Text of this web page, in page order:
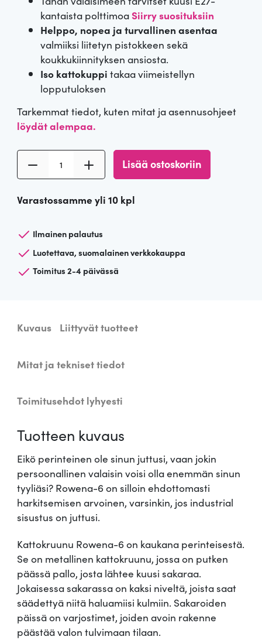
kantaista polttimoa Siirry suosituksiin
Helppo, nopea ja turvallinen asentaa
valmiiksi liitetyn pistokkeen sekä
koukkukiinnityksen ansiosta.
Iso kattokuppi takaa viimeistellyn
lopputuloksen
Tarkemmat tiedot, kuten mitat ja asennusohjeet
löydät alempaa.
t
k
u
u
o
e
-
m
ä
r
ä
Lisää ostoskoriin
Varastossamme yli 10 kpl
Ilmainen palautus
Luotettava, suomalainen verkkokauppa
Toimitus 2-4 päivässä
Kuvaus Liittyvät tuotteet
Mitat ja tekniset tiedot
Toimitusehdot lyhyesti
Tuotteen kuvaus
Eikö perinteinen ole sinun juttusi, vaan jokin
persoonallinen valaisin voisi olla enemmän sinun
tyyliäsi? Rowena-6 on silloin ehdottomasti
harkitsemisen arvoinen, varsinkin, jos industrial
sisustus on juttusi.
Kattokruunu Rowena-6 on kaukana perinteisestä.
Se on metallinen kattokruunu, jossa on putken
päässä pallo, josta lähtee kuusi sakaraa.
Jokaisessa sakarassa on kaksi niveltä, joista saat
säädettyä niitä haluamiisi kulmiin. Sakaroiden
päissä on varjostimet, joiden avoin rakenne
päästää valon tulvimaan tilaan.